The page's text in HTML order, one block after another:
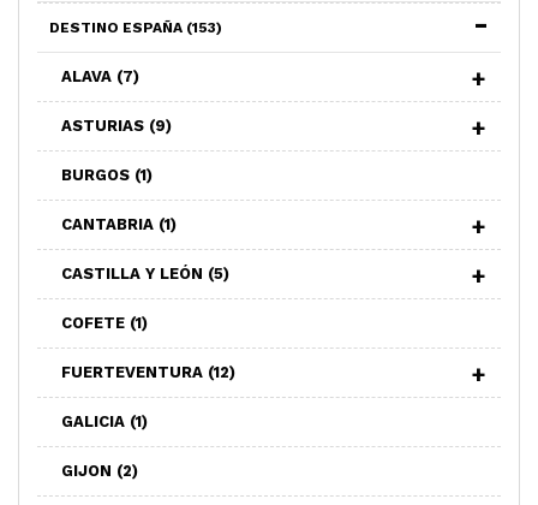
DESTINO ESPAÑA (153)
ALAVA (7)
ASTURIAS (9)
BURGOS (1)
CANTABRIA (1)
CASTILLA Y LEÓN (5)
COFETE (1)
FUERTEVENTURA (12)
GALICIA (1)
GIJON (2)